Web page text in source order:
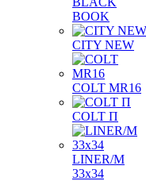
BOOK
CITY NEW
COLT MR16
COLT П
LINER/М
33х34